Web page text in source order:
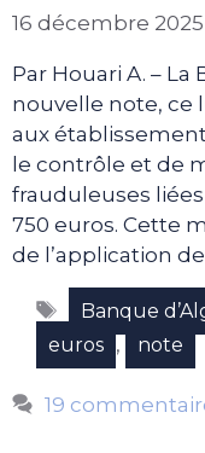
16 décembre 2025
Par Houari A. –
nouvelle note, ce
aux
le contrôle et de
frauduleuses
750 euros. Cette
de l’application
Étiquettes
Banque
euros , note
19